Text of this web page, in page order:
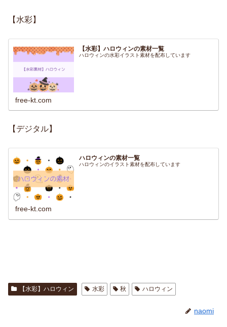
【水彩】
【水彩】ハロウィンの素材一覧
ハロウィンの水彩イラスト素材を配布しています
free-kt.com
【デジタル】
ハロウィンの素材一覧
ハロウィンのイラスト素材を配布しています
free-kt.com
【水彩】ハロウィン 水彩 秋 ハロウィン
naomi